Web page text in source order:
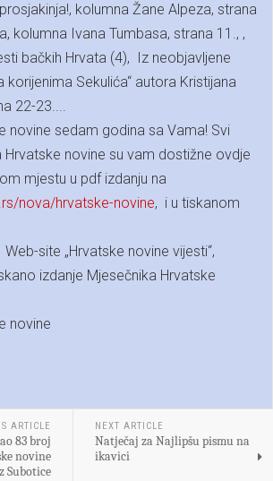
kolumna Žane Alpeza, strana
kolumna Ivana Tumbasa, strana 11., ,
bačkih Hrvata (4), Iz neobjavljene
korijenima Sekulića“ autora Kristijana
22-23....
novine sedam godina sa Vama! Svi
Hrvatske novine su vam dostižne ovdje
mjestu u pdf izdanju na
nova/hrvatske-novine, i u tiskanom
site „Hrvatske novine vijesti“,
izdanje Mjesečnika Hrvatske
novine
ARTICLE
83 broj
novine
Subotice
NEXT ARTICLE
Natječaj za Najlipšu pismu na
ikavici